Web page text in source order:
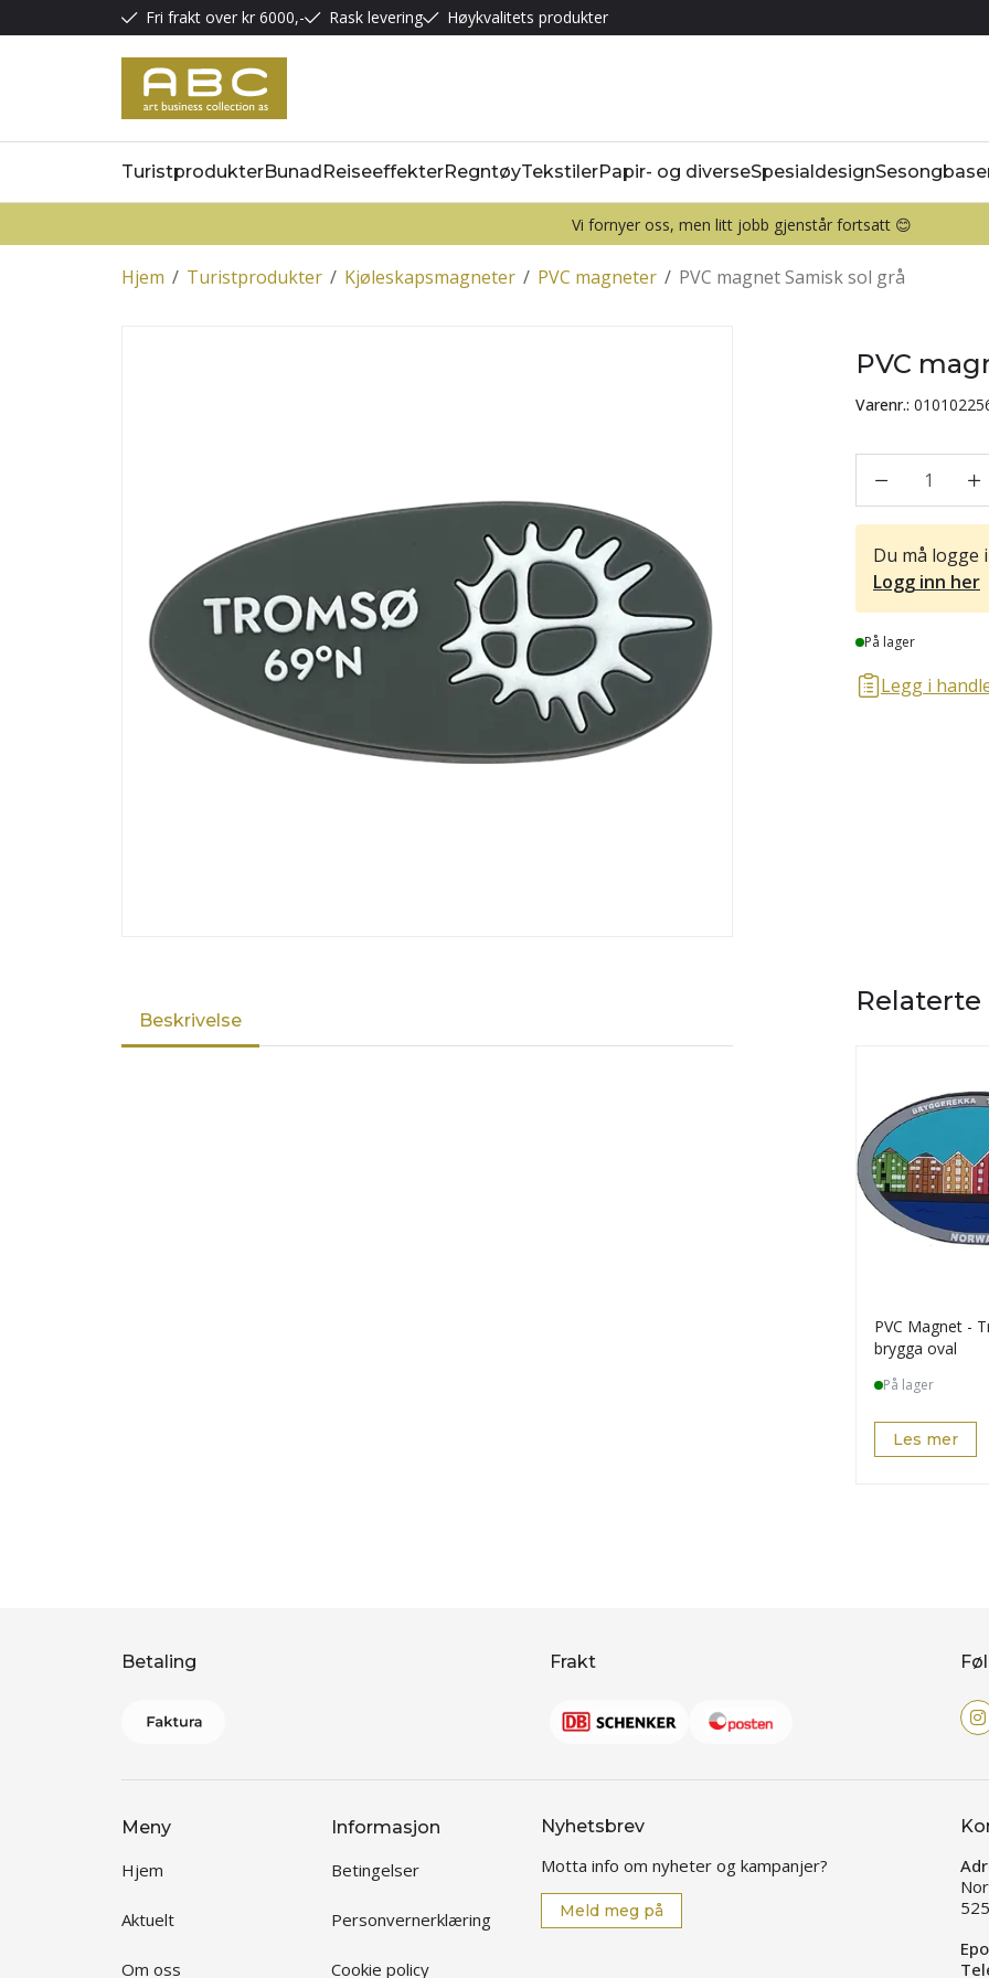
Fri frakt over kr 6000,- Rask levering Høykvalitets produkter
TuristprodukterBunadReiseeffekterRegntøyTekstilerPapir- og diverseSpesialdesign
Vi fornyer oss, men litt jobb gjenstår fortsatt 😊
/
Hjem /
Turistprodukter /
Kjøleskapsmagneter /
PVC magneter PVC magnet Samisk sol grå
PVC
Varenr.:
1
Du må logge
Logg inn her
Lager
På lager
Legg i
Beskrivelse
PVC Magnet -
brygga oval
På lager
Les mer
Betaling Frakt
Meny
Hjem
Aktuelt
Om oss
Informasjon
Betingelser
Personvernerklæring
Cookie policy
Nyhetsbrev
Motta info om nyheter og kampanjer?
Meld meg på